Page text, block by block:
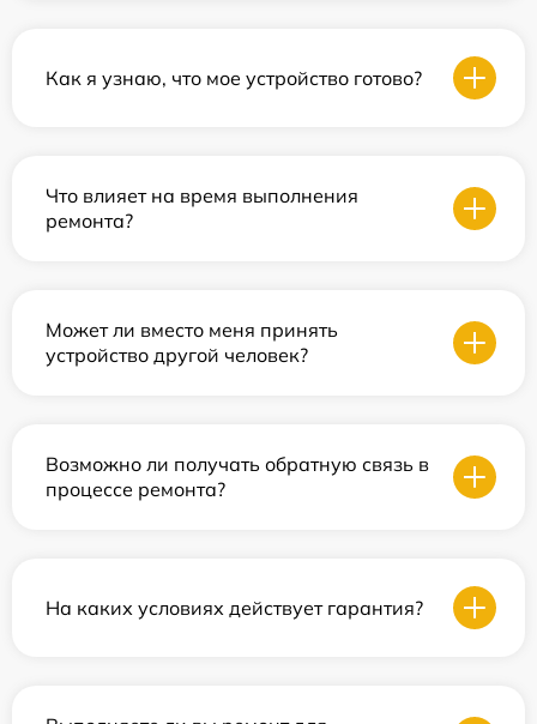
Как я узнаю, что мое устройство готово?
Что влияет на время выполнения
ремонта?
Может ли вместо меня принять
устройство другой человек?
Возможно ли получать обратную связь в
процессе ремонта?
На каких условиях действует гарантия?